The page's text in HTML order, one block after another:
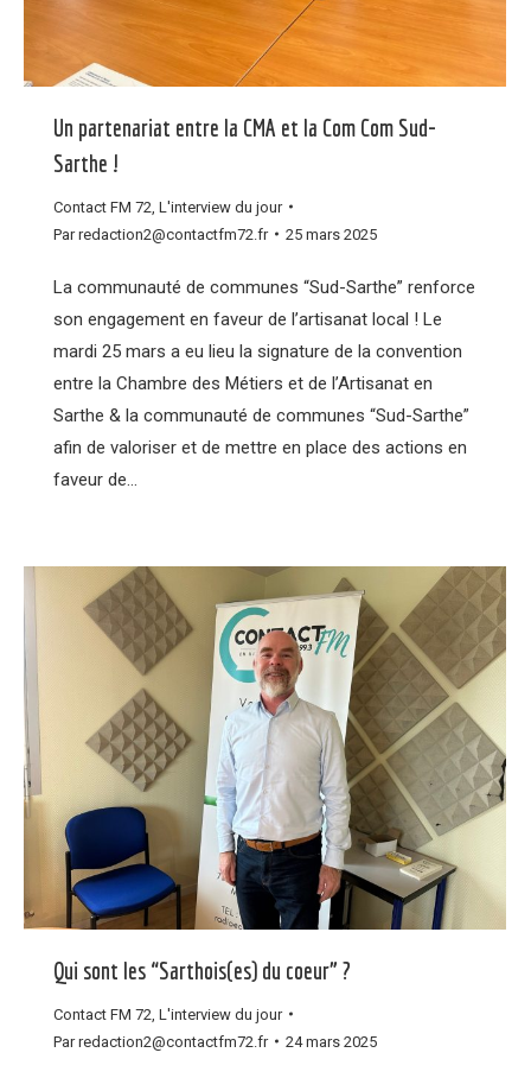
Un partenariat entre la CMA et la Com Com Sud-
Sarthe !
Contact FM 72 L'interview du jour
Parredaction2@contactfm72.fr 25 mars 2025
La communauté de communes “Sud-Sarthe” renforce
son engagement en faveur de l’artisanat local ! Le
mardi 25 mars a eu lieu la signature de la convention
entre la Chambre des Métiers et de l’Artisanat en
Sarthe & la communauté de communes “Sud-Sarthe”
afin de valoriser et de mettre en place des actions en
faveur de…
Qui sont les “Sarthois(es) du coeur” ?
Contact FM 72 L'interview du jour
Parredaction2@contactfm72.fr 24 mars 2025